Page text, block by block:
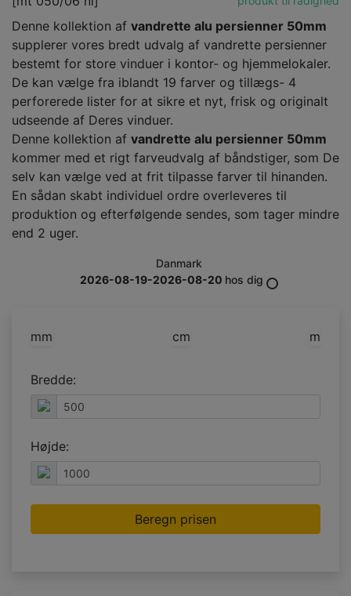
Denne kollektion af vandrette alu persienner 50mm
supplerer vores bredt udvalg af vandrette persienner
bestemt for store vinduer i kontor- og hjemmelokaler.
De kan vælge fra iblandt 19 farver og tillægs- 4
perforerede lister for at sikre et nyt, frisk og originalt
udseende af Deres vinduer.
Denne kollektion af vandrette alu persienner 50mm
kommer med et rigt farveudvalg af båndstiger, som De
selv kan vælge ved at frit tilpasse farver til hinanden.
En sådan skabt individuel ordre overleveres til
produktion og efterfølgende sendes, som tager mindre
end 2 uger.
Danmark
2026-08-19-2026-08-20 hos dig
mm cm m
Bredde:
Højde:
Beregn prisen